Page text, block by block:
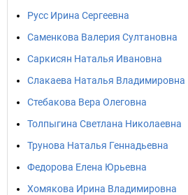
Русс Ирина Сергеевна
Саменкова Валерия Султановна
Саркисян Наталья Ивановна
Слакаева Наталья Владимировна
Стебакова Вера Олеговна
Толпыгина Светлана Николаевна
Трунова Наталья Геннадьевна
Федорова Елена Юрьевна
Хомякова Ирина Владимировна